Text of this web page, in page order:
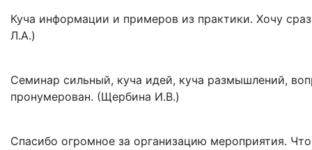
Куча информации и примеров из практики. Хочу
Л.А.)
Семинар сильный, куча идей, куча размышлений,
пронумерован. (Щербина И.В.)
Спасибо огромное за организацию мероприятия.